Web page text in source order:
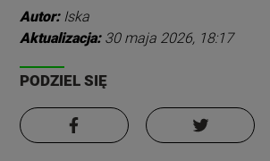
Autor: Iska
Aktualizacja: 30 maja 2026, 18:17
PODZIEL SIĘ